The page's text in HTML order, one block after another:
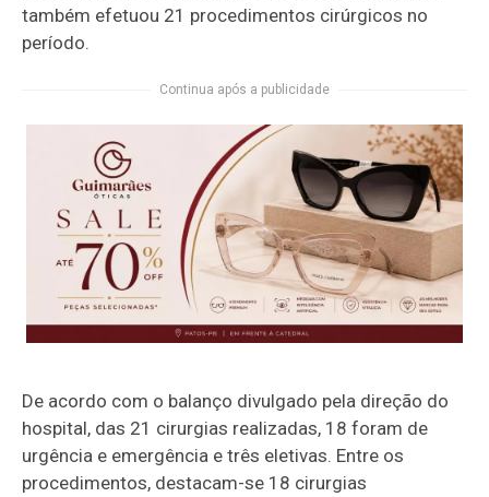
também efetuou 21 procedimentos cirúrgicos no
período.
Continua após a publicidade
De acordo com o balanço divulgado pela direção do
hospital, das 21 cirurgias realizadas, 18 foram de
urgência e emergência e três eletivas. Entre os
procedimentos, destacam-se 18 cirurgias